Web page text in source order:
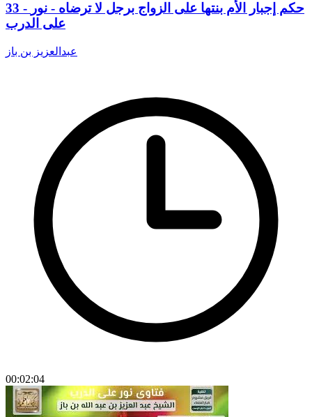
33 - حكم إجبار الأم بنتها على الزواج برجل لا ترضاه - نور
على الدرب
عبدالعزيز بن باز
00:02:04